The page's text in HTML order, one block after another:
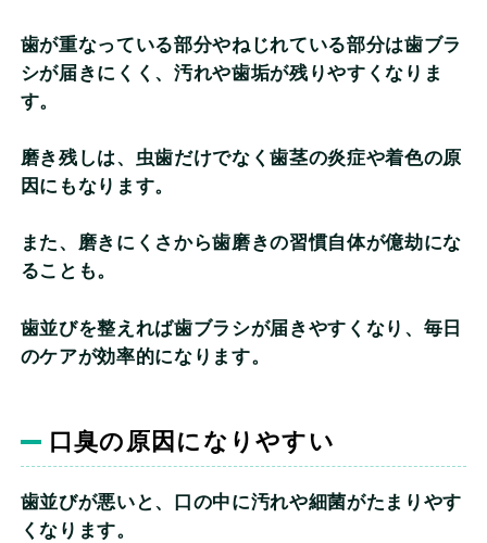
歯が重なっている部分やねじれている部分は歯ブラ
シが届きにくく、汚れや歯垢が残りやすくなりま
す。
磨き残しは、虫歯だけでなく歯茎の炎症や着色の原
因にもなります。
また、磨きにくさから歯磨きの習慣自体が億劫にな
ることも。
歯並びを整えれば歯ブラシが届きやすくなり、毎日
のケアが効率的になります。
口臭の原因になりやすい
歯並びが悪いと、口の中に汚れや細菌がたまりやす
くなります。